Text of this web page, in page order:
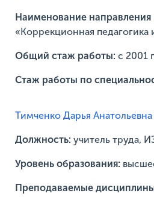
Наименование
«Коррекционная педагогика
Общий стаж работы: с 2001
Стаж работы по
Тимченко Дарья Анатольевна
Должность: учитель труда,
Уровень образования:
Преподаваемые